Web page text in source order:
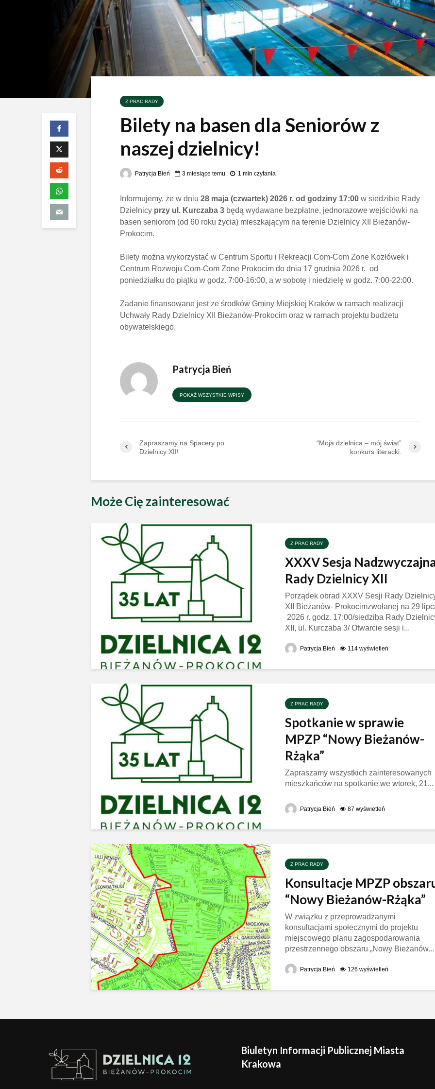
Z PRAC RADY
Bilety na basen dla Seniorów z
naszej dzielnicy!
Patrycja Bień 3 miesiące temu 1 min czytania
Informujemy, że w dniu 28 maja (czwartek) 2026 r. od godziny 17:00 w siedzibie Rady
Dzielnicy przy ul. Kurczaba 3 będą wydawane bezpłatne, jednorazowe wejściówki na
basen seniorom (od 60 roku życia) mieszkającym na terenie Dzielnicy XII Bieżanów-
Prokocim.
Bilety można wykorzystać w Centrum Sportu i Rekreacji Com-Com Zone Kozłówek i
Centrum Rozwoju Com-Com Zone Prokocim do dnia 17 grudnia 2026 r. od
poniedziałku do piątku w godz. 7:00-16:00, a w sobotę i niedzielę w godz. 7:00-22:00.
Zadanie finansowane jest ze środków Gminy Miejskiej Kraków w ramach realizacji
Uchwały Rady Dzielnicy XII Bieżanów-Prokocim oraz w ramach projektu budżetu
obywatelskiego.
Patrycja Bień
POKAŻ WSZYSTKIE WPISY
Zapraszamy na Spacery po
Dzielnicy XII!
“Moja dzielnica – mój świat”
konkurs literacki.
Może Cię zainteresować
Z PRAC RADY
XXXV Sesja
Rady Dzielnicy XII
Porządek obrad XXXV Sesji Rady
XII Bieżanów- Prokocimzwołanej na 29
2026 r. godz. 17:00/siedziba Rady
XII, ul. Kurczaba 3/ Otwarcie sesji i...
Patrycja Bień 114 wyświetleń
Z PRAC RADY
Spotkanie w sprawie
MPZP “Nowy Bieżanów-
Rżąka”
Zapraszamy wszystkich zainteresowanych
mieszkańców na spotkanie we wtorek, 21...
Patrycja Bień 87 wyświetleń
Z PRAC RADY
Konsultacje MPZP
“Nowy Bieżanów-Rżąka”
W związku z przeprowadzanymi
konsultacjami społecznymi do projektu
miejscowego planu zagospodarowania
przestrzennego obszaru „Nowy Bieżanów...
Patrycja Bień 126 wyświetleń
XXXIV sesja Rady
Biuletyn Informacji Publicznej Miasta
Krakowa